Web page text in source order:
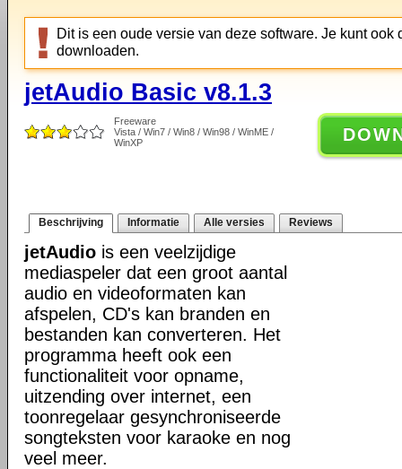
Dit is een oude versie van deze software. Je kunt ook
downloaden.
jetAudio Basic v8.1.3
Freeware
Vista / Win7 / Win8 / Win98 / WinME /
WinXP
Beschrijving Informatie Alle versies Reviews
jetAudio is een veelzijdige
mediaspeler dat een groot aantal
audio en videoformaten kan
afspelen, CD's kan branden en
bestanden kan converteren. Het
programma heeft ook een
functionaliteit voor opname,
uitzending over internet, een
toonregelaar gesynchroniseerde
songteksten voor karaoke en nog
veel meer.